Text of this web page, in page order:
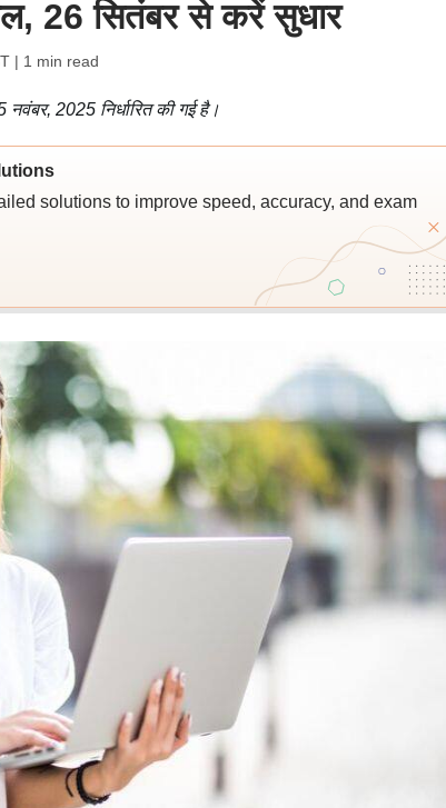
26 सितंबर से करें सुधार
| 1 min read
2025 निर्धारित की गई है।
solutions to improve speed, accuracy, and exam